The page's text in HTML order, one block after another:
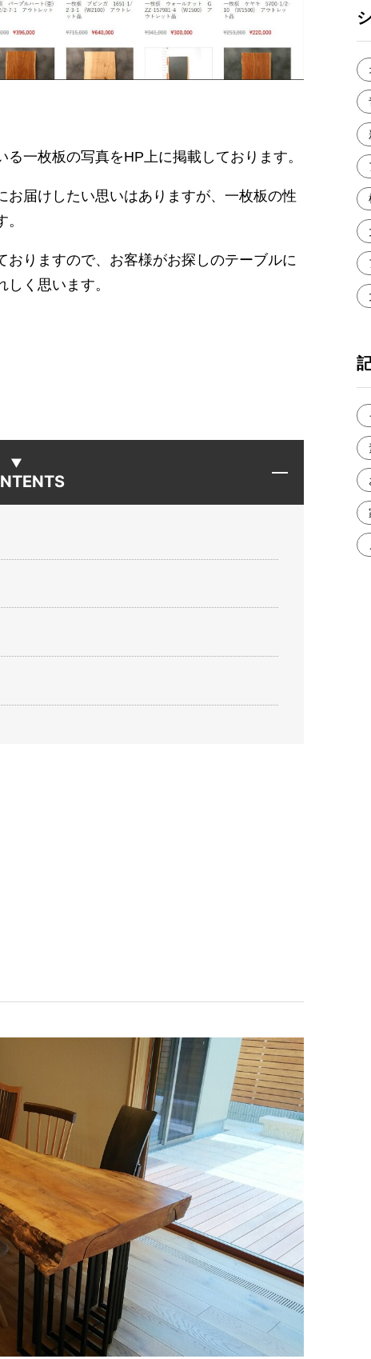
一枚板の写真をHP上に掲載しております。
届けしたい思いはありますが、一枚板の性
おりますので、お客様がお探しのテーブルに
く思います。